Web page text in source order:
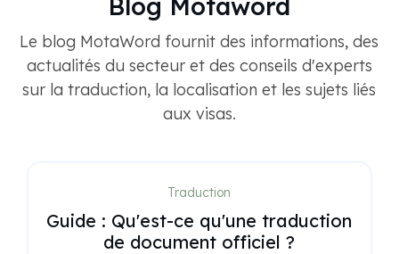
Blog Motaword
Le blog MotaWord fournit des informations, des
actualités du secteur et des conseils d'experts
sur la traduction, la localisation et les sujets liés
aux visas.
Traduction
Guide : Qu'est-ce qu'une traduction
de document officiel ?